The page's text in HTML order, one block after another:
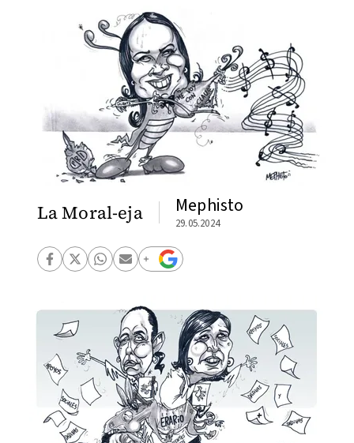
La Moral-eja Mephisto
29.05.2024